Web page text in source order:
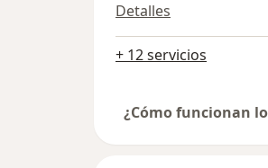
Detalles
+ 12 servicios
¿Cómo funcionan